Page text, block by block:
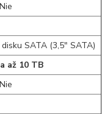
Nie
SATA (3,5" SATA)
až 10 TB
Nie